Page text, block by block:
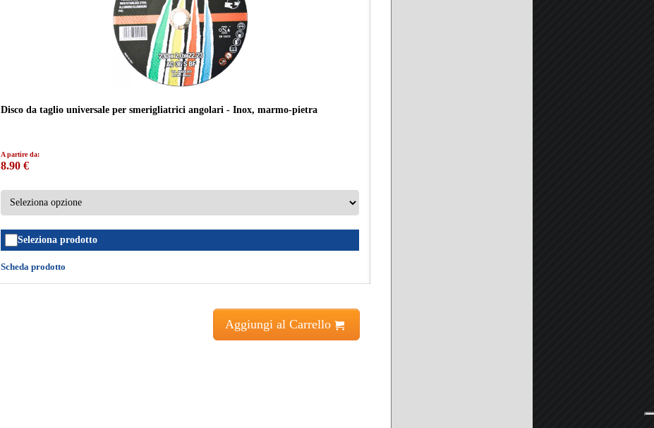
Disco da taglio universale per smerigliatrici angolari - Inox, marmo-pietra
A partire da:
8.90 €
Seleziona prodotto
Scheda prodotto
Aggiungi al Carrello